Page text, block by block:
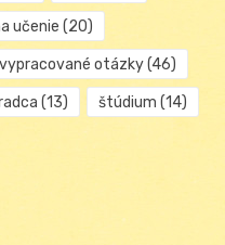
učenie (20)
vypracované otázky(46)
(13) štúdium (14)